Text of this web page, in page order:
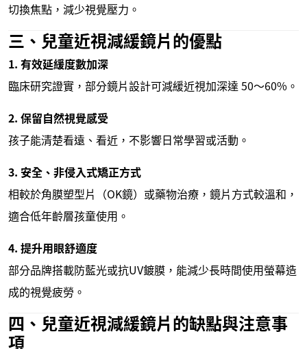
切換焦點，減少視覺壓力。
三、兒童近視減緩鏡片的優點
1. 有效延緩度數加深
臨床研究證實，部分鏡片設計可減緩近視加深達 50～60%。
2. 保留自然視覺感受
孩子能清楚看遠、看近，不影響日常學習或活動。
3. 安全、非侵入式矯正方式
相較於角膜塑型片（OK鏡）或藥物治療，鏡片方式較溫和，
適合低年齡層孩童使用。
4. 提升用眼舒適度
部分品牌搭載防藍光或抗UV鍍膜，能減少長時間使用螢幕造
成的視覺疲勞。
四、兒童近視減緩鏡片的缺點與注意事
項